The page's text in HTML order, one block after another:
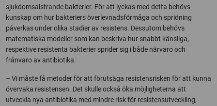
sjukdomsalstrande bakterier. För att lyckas med detta behövs
kunskap om hur bakteriers överlevnadsförmåga och spridning
påverkas under olika stadier av resistens. Dessutom behövs
matematiska modeller som kan beskriva hur snabbt känsliga,
respektive resistenta bakterier sprider sig i både närvaro och
frånvaro av antibiotika.
– Vi måste få metoder för att förutsäga resistensrisken för att kunna
övervaka resistensen. Det skulle också öka möjligheterna att
utveckla nya antibiotika med mindre risk för resistensutveckling,